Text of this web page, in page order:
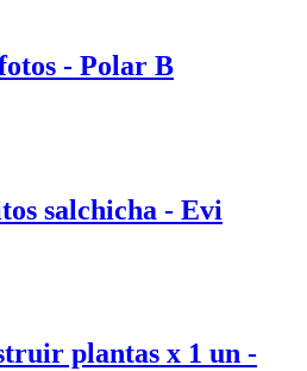
- Polar B
salchicha - Evi
plantas x 1 un -